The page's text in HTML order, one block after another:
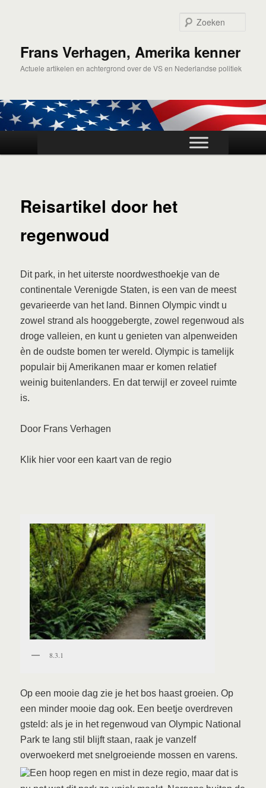
inhoudFrans Verhagen, Amerika kenner
Actuele artikelen en achtergrond over de VS en Nederlandse politiek
Reisartikel door het
regenwoud
Dit park, in het uiterste noordwesthoekje van de
continentale Verenigde Staten, is een van de meest
gevarieerde van het land. Binnen Olympic vindt u
zowel strand als hooggebergte, zowel regenwoud als
droge valleien, en kunt u genieten van alpenweiden
èn de oudste bomen ter wereld. Olympic is tamelijk
populair bij Amerikanen maar er komen relatief
weinig buitenlanders. En dat terwijl er zoveel ruimte
is.
Door Frans Verhagen
Klik hier voor een kaart van de regio
8.3.1
Op een mooie dag zie je het bos haast groeien. Op
een minder mooie dag ook. Een beetje overdreven
gsteld: als je in het regenwoud van Olympic National
Park te lang stil blijft staan, raak je vanzelf
overwoekerd met snelgroeiende mossen en varens.
Een hoop regen en mist in deze regio, maar dat is